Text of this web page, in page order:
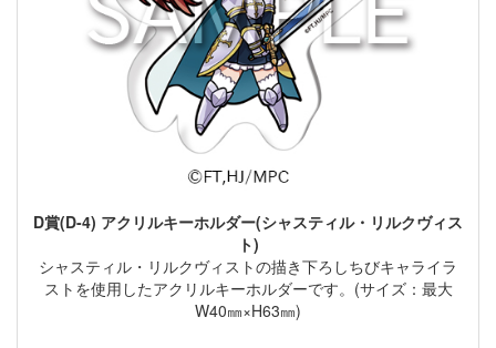
D賞(D-4) アクリルキーホルダー(シャスティル・リルクヴィス
ト)
シャスティル・リルクヴィストの描き下ろしちびキャライラ
ストを使用したアクリルキーホルダーです。(サイズ：最大
W40㎜×H63㎜)